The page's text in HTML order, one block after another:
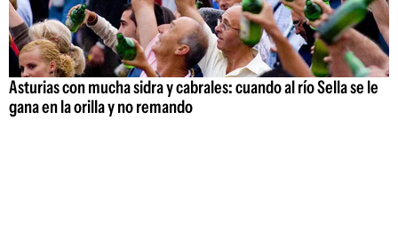
Asturias con mucha sidra y cabrales: cuando al río Sella se le
gana en la orilla y no remando